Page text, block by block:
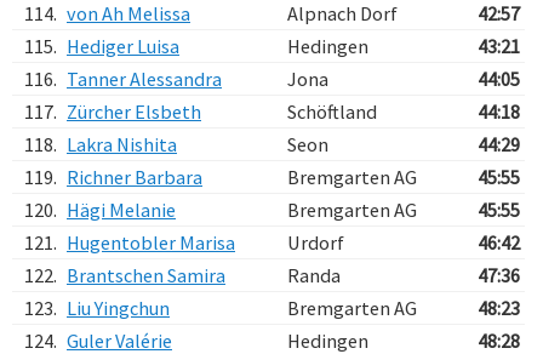
114. von Ah Melissa Alpnach Dorf
42:57
115. Hediger Luisa Hedingen
43:21
116. Tanner Alessandra Jona
44:05
117. Zürcher Elsbeth Schöftland
44:18
118. Lakra Nishita Seon
44:29
119. Richner Barbara Bremgarten AG
45:55
120. Hägi Melanie Bremgarten AG
45:55
121. Hugentobler Marisa Urdorf
46:42
122. Brantschen Samira Randa
47:36
123. Liu Yingchun Bremgarten AG
48:23
124. Guler Valérie Hedingen
48:28